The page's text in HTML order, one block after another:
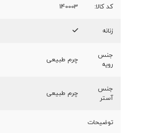
کد کالا: 140003
زنانه
جنس
رویه
چرم طبیعی
جنس
آستر
چرم طبیعی
توضیحات